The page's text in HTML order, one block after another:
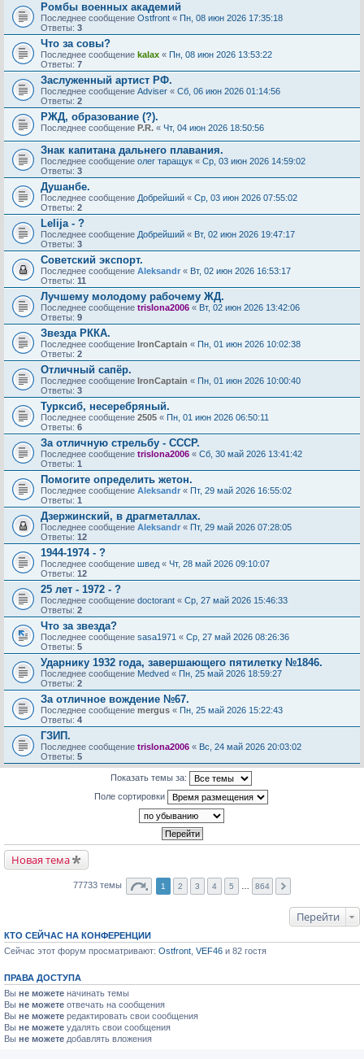
Ромбы военных академий
Последнее сообщение Ostfront « Пн, 08 июн 2026 17:35:18
Ответы: 3
Что за совы?
Последнее сообщение kalax « Пн, 08 июн 2026 13:53:22
Ответы: 7
Заслуженный артист РФ.
Последнее сообщение Adviser « Сб, 06 июн 2026 01:14:56
Ответы: 2
РЖД, образование (?).
Последнее сообщение P.R. « Чт, 04 июн 2026 18:50:56
Знак капитана дальнего плавания.
Последнее сообщение олег таращук « Ср, 03 июн 2026 14:59:02
Ответы: 3
Душанбе.
Последнее сообщение Добрейший « Ср, 03 июн 2026 07:55:02
Ответы: 2
Lelija - ?
Последнее сообщение Добрейший « Вт, 02 июн 2026 19:47:17
Ответы: 3
Советский экспорт.
Последнее сообщение Aleksandr « Вт, 02 июн 2026 16:53:17
Ответы: 11
Лучшему молодому рабочему ЖД.
Последнее сообщение trislona2006 « Вт, 02 июн 2026 13:42:06
Ответы: 9
Звезда РККА.
Последнее сообщение IronCaptain « Пн, 01 июн 2026 10:02:38
Ответы: 2
Отличный сапёр.
Последнее сообщение IronCaptain « Пн, 01 июн 2026 10:00:40
Ответы: 3
Турксиб, несеребряный.
Последнее сообщение 2505 « Пн, 01 июн 2026 06:50:11
Ответы: 6
За отличную стрельбу - СССР.
Последнее сообщение trislona2006 « Сб, 30 май 2026 13:41:42
Ответы: 1
Помогите определить жетон.
Последнее сообщение Aleksandr « Пт, 29 май 2026 16:55:02
Ответы: 1
Дзержинский, в драгметаллах.
Последнее сообщение Aleksandr « Пт, 29 май 2026 07:28:05
Ответы: 12
1944-1974 - ?
Последнее сообщение швед « Чт, 28 май 2026 09:10:07
Ответы: 12
25 лет - 1972 - ?
Последнее сообщение doctorant « Ср, 27 май 2026 15:46:33
Ответы: 2
Что за звезда?
Последнее сообщение sasa1971 « Ср, 27 май 2026 08:26:36
Ответы: 5
Ударнику 1932 года, завершающего пятилетку №1846.
Последнее сообщение Medved « Пн, 25 май 2026 18:59:27
Ответы: 2
За отличное вождение №67.
Последнее сообщение mergus « Пн, 25 май 2026 15:22:43
Ответы: 4
ГЗИП.
Последнее сообщение trislona2006 « Вс, 24 май 2026 20:03:02
Ответы: 5
Показать темы за:
Поле сортировки
Новая тема
77733 темы 1 2 3 4 5 864
Перейти
КТО СЕЙЧАС НА КОНФЕРЕНЦИИ
Сейчас этот форум просматривают: Ostfront VEF46 и 82 гостя
ПРАВА ДОСТУПА
Вы не можете начинать темы
Вы не можете отвечать на сообщения
Вы не можете редактировать свои сообщения
Вы не можете удалять свои сообщения
Вы не можете добавлять вложения